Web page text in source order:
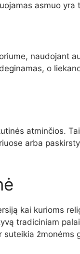
asmuo yra
naudojant
o
atminčios.
arba
kai kurioms
tradiciniam
žmonėms